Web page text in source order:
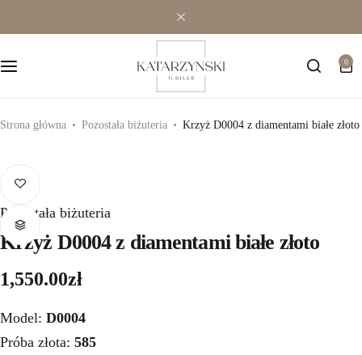
0
Strona główna Pozostała biżuteria Krzyż D0004 z diamentami białe złoto
Pozostała biżuteria
Krzyż D0004 z diamentami białe złoto
1,550.00zł
Model: D0004
Próba złota: 585
Zawieszki